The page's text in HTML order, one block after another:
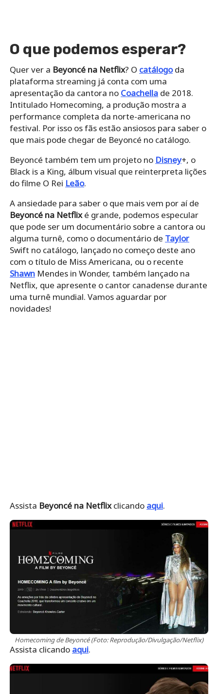
O que podemos esperar?
Quer ver a Beyoncé na Netflix? O catálogoda
plataforma streaming já conta com uma
apresentação da cantora no Coachella de 2018.
Intitulado Homecoming, a produção mostra a
performance completa da norte-americana no
festival. Por isso os fãs estão ansiosos para saber o
que mais pode chegar de Beyoncé no catálogo.
Beyoncé também tem um projeto no Disney+, o
Black is a King, álbum visual que reinterpreta lições
do filme O Rei Leão.
A ansiedade para saber o que mais vem por aí de
Beyoncé na Netflixé grande, podemos especular
que pode ser um documentário sobre a cantora ou
alguma turnê, como o documentário de Taylor
Swift no catálogo, lançado no começo deste ano
com o título de Miss Americana, ou o recente
Shawn Mendes in Wonder, também lançado na
Netflix, que apresente o cantor canadense durante
uma turnê mundial. Vamos aguardar por
novidades!
Assista Beyoncé na Netflixclicando aqui.
Homecoming de Beyoncé (Foto: Reprodução/Divulgação/Netflix)
Assista clicando aqui.